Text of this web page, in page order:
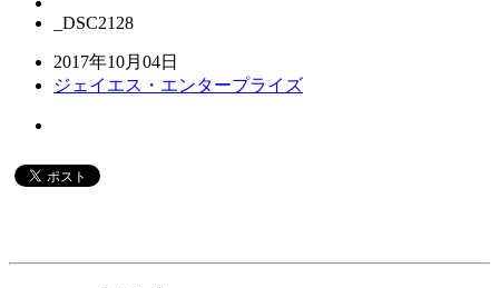
_DSC2128
2017年10月04日
ジェイエス・エンタープライズ